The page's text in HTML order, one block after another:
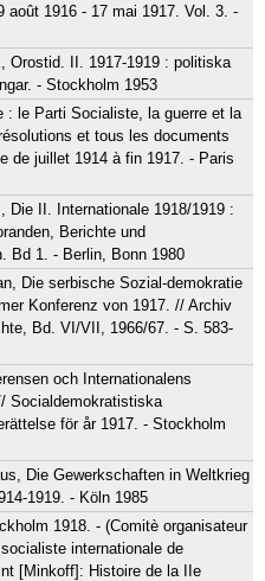
août 1916 - 17 mai 1917. Vol. 3. -
Orostid. II. 1917-1919 : politiska
- Stockholm 1953
: le Parti Socialiste, la guerre et la
et tous les documents
de juillet 1914 à fin 1917. - Paris
Die II. Internationale 1918/1919 :
Berichte und
Bd 1. - Berlin, Bonn 1980
Die serbische Sozial-demokratie
Konferenz von 1917. // Archiv
Bd. VI/VII, 1966/67. - S. 583-
och Internationalens
Socialdemokratistiska
för år 1917. - Stockholm
Die Gewerkschaften in Weltkrieg
1919. - Köln 1985
1918. - (Comitè organisateur
internationale de
[Minkoff]: Histoire de la IIe